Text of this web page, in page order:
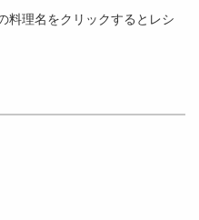
料理名をクリックするとレシ